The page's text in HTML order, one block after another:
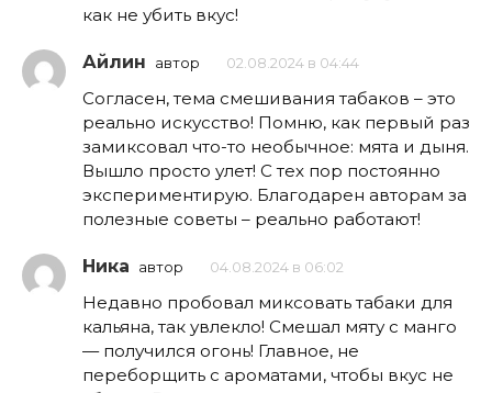
как не убить вкус!
Айлин автор 02.08.2024 в 04:44
Согласен, тема смешивания табаков – это
реально искусство! Помню, как первый раз
замиксовал что-то необычное: мята и дыня.
Вышло просто улет! С тех пор постоянно
экспериментирую. Благодарен авторам за
полезные советы – реально работают!
Ника автор 04.08.2024 в 06:02
Недавно пробовал миксовать табаки для
кальяна, так увлекло! Смешал мяту с манго
— получился огонь! Главное, не
переборщить с ароматами, чтобы вкус не